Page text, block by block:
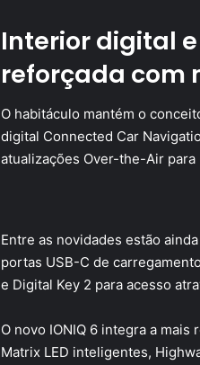
Interior digital
reforçada com
O habitáculo mantém o
digital Connected Car
atualizações Over-the-Air
Entre as novidades estão
portas USB-C de
e Digital Key 2 para acesso
O novo IONIQ 6 integra a
Matrix LED inteligentes,